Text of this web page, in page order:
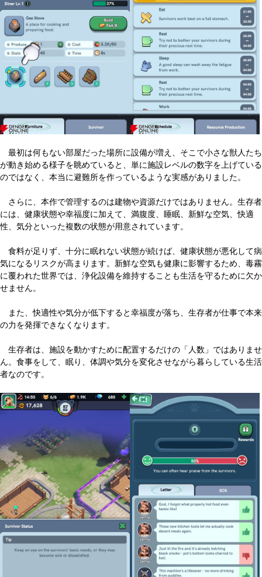
最初は何もない部屋だった場所に設備が増え、そこで小さな獣人たち
が動き始める様子を眺めていると、単に施設レベルの数字を上げている
のではなく、本当に避難所を作っているような実感がありました。
さらに、本作で管理するのは建物や資源だけではありません。生存者
には、健康状態や幸福度に加えて、満腹度、睡眠、新鮮な空気、快適
性、気分といった複数の状態が用意されています。
食料が足りず、十分に眠れない状態が続けば、健康状態が悪化して病
気になるリスクが高まります。新鮮な空気も健康に影響するため、毒霧
に覆われた世界では、浄化設備を維持することも生活を守るために欠か
せません。
また、快適性や気分が低下すると幸福度が落ち、生存者が仕事で本来
の力を発揮できなくなります。
生存者は、施設を動かすために配置するだけの「人数」ではありませ
ん。食事をして、眠り、体調や気分を変化させながら暮らしている生活
者なのです。